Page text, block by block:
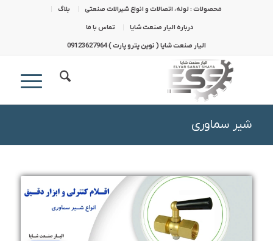
محصولات : لوله، اتصالات و انواع شیرالات صنعتی بلاگ
درباره الیار صنعت شایا تماس با ما
الیار صنعت شایا ( نوین پترو پارت ) 09123627964
شیر سماوری